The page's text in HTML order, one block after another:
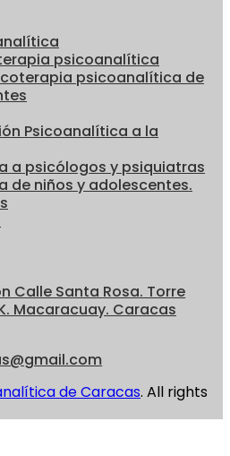
psicoanalítica
psicoanalítica de
Psicoanalítica a la
a psicólogos y psiquiatras
de niños y adolescentes.
Calle Santa Rosa. Torre
Macaracuay. Caracas
de Caracas. All rights